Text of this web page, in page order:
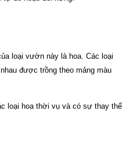
loại vườn này là hoa. Các loại
được trồng theo mảng màu
loại hoa thời vụ và có sự thay thế